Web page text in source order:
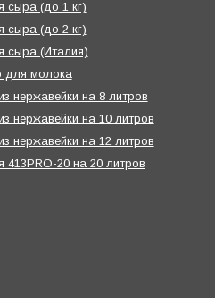
сыра (до 1 кг)
сыра (до 2 кг)
сыра (Италия)
для молока
нержавейки на 8 литров
нержавейки на 10 литров
нержавейки на 12 литров
413PRO-20 на 20 литров